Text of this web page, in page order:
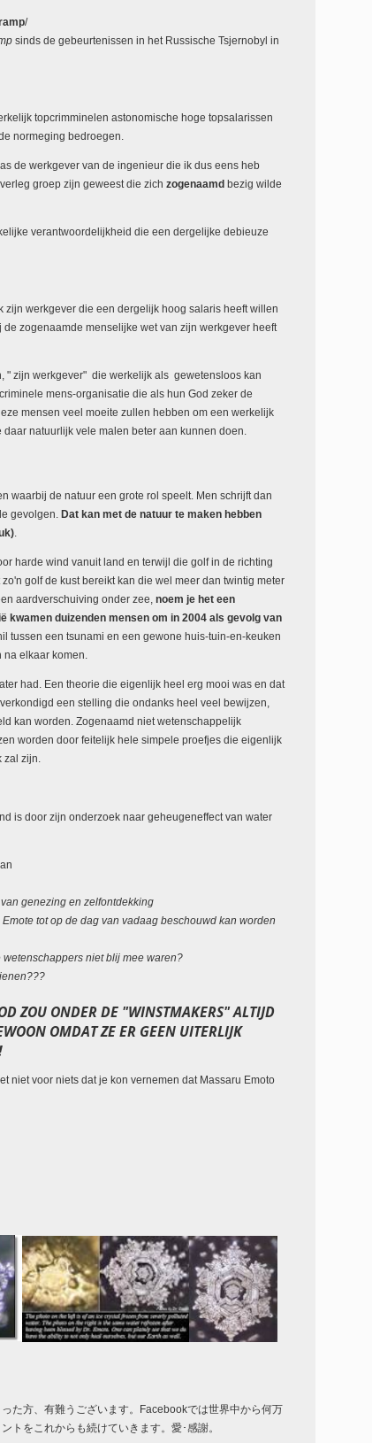
/
sinds de gebeurtenissen in het Russische Tsjernobyl in
topcrimminelen astonomische hoge topsalarissen
normeging bedroegen.
de werkgever van de ingenieur die ik dus eens heb
groep zijn geweest die zich zogenaamd bezig wilde
verantwoordelijkheid die een dergelijke debieuze
werkgever die een dergelijk hoog salaris heeft willen
zogenaamde menselijke wet van zijn werkgever heeft
" zijn werkgever" die werkelijk als gewetensloos kan
mens-organisatie die als hun God zeker de
mensen veel moeite zullen hebben om een werkelijk
natuurlijk vele malen beter aan kunnen doen.
waarbij de natuur een grote rol speelt. Men schrijft dan
gevolgen. Dat kan met de natuur te maken hebben
.
harde wind vanuit land en terwijl die golf in de richting
golf de kust bereikt kan die wel meer dan twintig meter
aardverschuiving onder zee, noem je het een
kwamen duizenden mensen om in 2004 als gevolg van
tussen een tsunami en een gewone huis-tuin-en-keuken
na elkaar komen.
had. Een theorie die eigenlijk heel erg mooi was en dat
een stelling die ondanks heel veel bewijzen,
kan worden. Zogenaamd niet wetenschappelijk
worden door feitelijk hele simpele proefjes die eigenlijk
zal zijn.
is door zijn onderzoek naar geheugeneffect van water
genezing en zelfontdekking
tot op de dag van vadaag beschouwd kan worden
niet blij mee waren?
ZOU ONDER DE "WINSTMAKERS" ALTIJD
OMDAT ZE ER GEEN UITERLIJK
niet voor niets dat je kon vernemen dat Massaru Emoto
た方、有難うございます。Facebookでは世界中から何万
トをこれからも続けていきます。愛･感謝。